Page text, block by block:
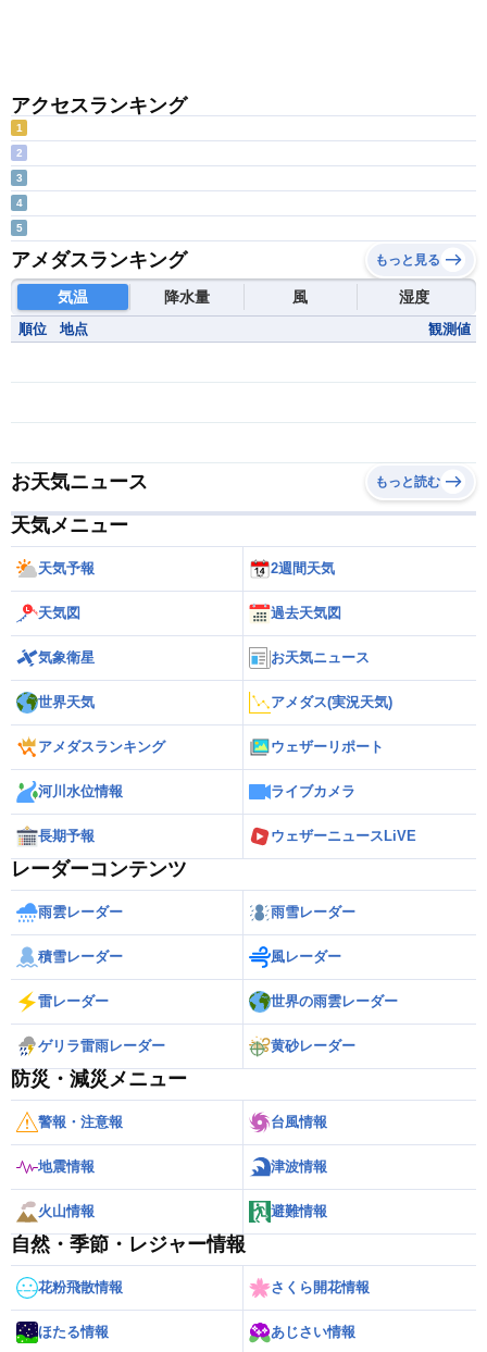
アクセスランキング
1
2
3
4
5
アメダスランキング もっと見る
気温 降水量 風 湿度
順位 地点 観測値
お天気ニュース もっと読む
天気メニュー
天気予報 2週間天気
天気図 過去天気図
気象衛星 お天気ニュース
世界天気 アメダス(実況天気)
アメダスランキング ウェザーリポート
河川水位情報 ライブカメラ
長期予報 ウェザーニュースLiVE
レーダーコンテンツ
雨雲レーダー 雨雪レーダー
積雪レーダー 風レーダー
雷レーダー 世界の雨雲レーダー
ゲリラ雷雨レーダー 黄砂レーダー
防災・減災メニュー
警報・注意報 台風情報
地震情報 津波情報
火山情報 避難情報
自然・季節・レジャー情報
花粉飛散情報 さくら開花情報
ほたる情報 あじさい情報